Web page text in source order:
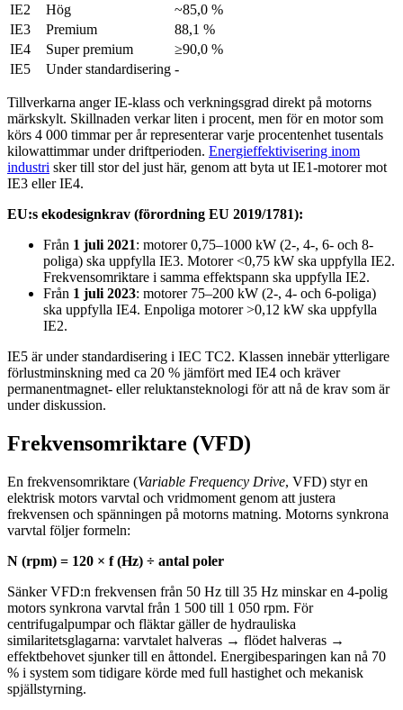
IE2 Hög
~85,0 %
IE3
Premium
88,1 %
IE4
Super premium
≥90,0 %
IE5
Under standardisering -
Tillverkarna anger IE-klass och verkningsgrad direkt på motorns
märkskylt. Skillnaden verkar liten i procent, men för en motor som
körs 4 000 timmar per år representerar varje procentenhet tusentals
kilowattimmar under driftperioden. Energieffektivisering inom
industri sker till stor del just här, genom att byta ut IE1-motorer mot
IE3 eller IE4.
EU:s ekodesignkrav (förordning EU 2019/1781):
Från 1 juli 2021: motorer 0,75–1000 kW (2-, 4-, 6- och 8-
poliga) ska uppfylla IE3. Motorer <0,75 kW ska uppfylla IE2.
Frekvensomriktare i samma effektspann ska uppfylla IE2.
Från 1 juli 2023: motorer 75–200 kW (2-, 4- och 6-poliga)
ska uppfylla IE4. Enpoliga motorer >0,12 kW ska uppfylla
IE2.
IE5 är under standardisering i IEC TC2. Klassen innebär ytterligare
förlustminskning med ca 20 % jämfört med IE4 och kräver
permanentmagnet- eller reluktansteknologi för att nå de krav som är
under diskussion.
Frekvensomriktare (VFD)
En frekvensomriktare (Variable Frequency Drive, VFD) styr en
elektrisk motors varvtal och vridmoment genom att justera
frekvensen och spänningen på motorns matning. Motorns synkrona
varvtal följer formeln:
N (rpm) = 120 × f (Hz) ÷ antal poler
Sänker VFD:n frekvensen från 50 Hz till 35 Hz minskar en 4-polig
motors synkrona varvtal från 1 500 till 1 050 rpm. För
centrifugalpumpar och fläktar gäller de hydrauliska
similaritetsglagarna: varvtalet halveras → flödet halveras →
effektbehovet sjunker till en åttondel. Energibesparingen kan nå 70
% i system som tidigare körde med full hastighet och mekanisk
spjällstyrning.